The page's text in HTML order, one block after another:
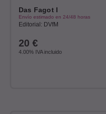
Das Fagot I
Envío estimado en 24/48 horas
Editorial: DVfM
20 €
4.00% IVA incluido